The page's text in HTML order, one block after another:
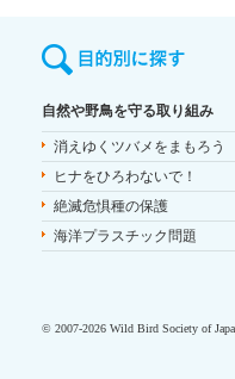
自然や野鳥を守る取り組み
消えゆくツバメをまもろう
ヒナをひろわないで！
絶滅危惧種の保護
海洋プラスチック問題
© 2007-2026 Wild Bird Society of